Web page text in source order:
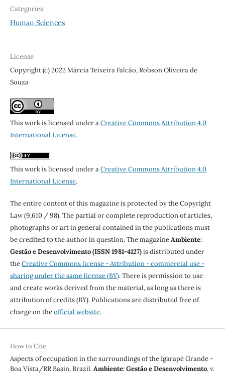
Categories
Human Sciences
License
Copyright (c) 2022 Márcia Teixeira Falcão, Robson Oliveira de
Souza
This work is licensed under aCreative Commons Attribution 4.0
International License.
This work is licensed under aCreative Commons Attribution 4.0
International License.
The entire content of this magazine is protected by the Copyright
Law (9,610 / 98). The partial or complete reproduction of articles,
photographs or art in general contained in the publications must
be credited to the author in question. The magazineAmbiente:
Gestão e Desenvolvimento (ISSN 1981-4127)is distributed under
theCreative Commons license - Attribution - commercial use -
sharing under the same license (BY). There is permission to use
and create works derived from the material, as long as there is
attribution of credits (BY). Publications are distributed free of
charge on theofficial website.
How to Cite
Aspects of occupation in the surroundings of the Igarapé Grande -
Boa Vista/RR Basin, Brazil.Ambiente: Gestão e Desenvolvimento, v.